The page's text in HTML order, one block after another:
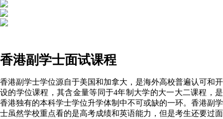
香港副学士面试课程
香港副学士学位源自于美国和加拿大，是海外高校普遍认可和开
设的学位课程，其含金量等同于4年制大学的大一大二课程，是
香港独有的本科学士学位升学体制中不可或缺的一环。香港副学
士虽然学校重点看的是高考成绩和英语能力，但是考生还要过面